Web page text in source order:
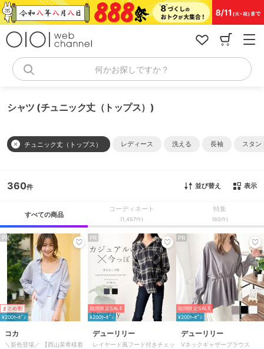
コ
ン
何かお探しですか？
シャツ (チュニック丈（トップス）)
チュニック丈（トップス） レディース 洗える 長袖 スタン
360 並び替え 表示
すべての商品
コーディネート
(1,457件)
特集
(60件)
PR
まとめ割
¥200ｸｰﾎﾟﾝ
コカ
＼新色登場／ 【西山茉希様着
PR
期間限定SALE
¥200ｸｰﾎﾟﾝ
デューリリー
レイヤード風フード付きチェッ
PR
期間限定SALE
¥200ｸｰﾎﾟﾝ
デューリリー
Vネックギャザーブラウス